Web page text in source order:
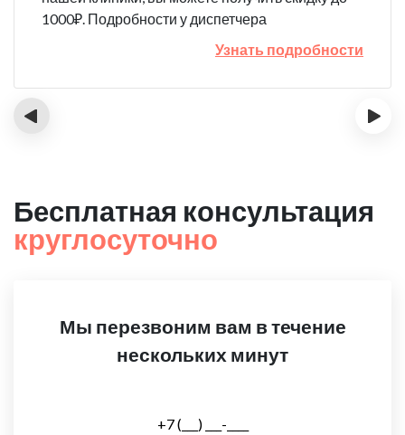
1000₽. Подробности у диспетчера
Узнать подробности
‹ ›
Бесплатная консультация
круглосуточно
Мы перезвоним вам в течение
нескольких минут